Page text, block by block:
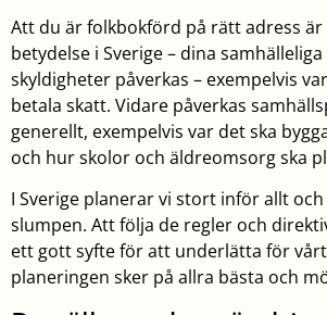
Att du är folkbokförd på rätt adress
betydelse i Sverige – dina
skyldigheter påverkas – exempelvis
betala skatt. Vidare påverkas
generellt, exempelvis var det ska
och hur skolor och äldreomsorg ska
I Sverige planerar vi stort inför allt
slumpen. Att följa de regler och
ett gott syfte för att underlätta för
planeringen sker på allra bästa och